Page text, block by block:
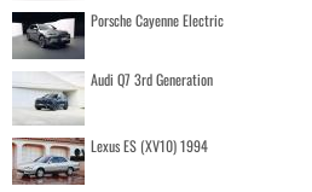
Porsche Cayenne Electric
Audi Q7 3rd Generation
Lexus ES (XV10) 1994